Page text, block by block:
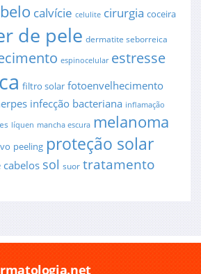
calvície celulite cirurgia coceira
de pele dermatite seborreica
espinocelular estresse
filtro solar fotoenvelhecimento
infecção bacteriana inflamação
líquen mancha escura melanoma
peeling proteção solar
cabelos sol suor tratamento